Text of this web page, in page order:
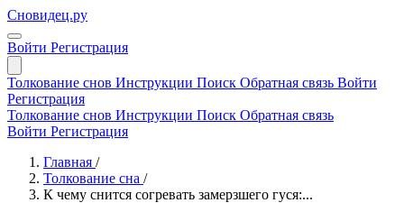
Сновидец.ру
Войти Регистрация
Толкование снов Инструкции Поиск Обратная связь Войти
Регистрация
Толкование снов Инструкции Поиск Обратная связь
Войти Регистрация
Главная /
Толкование сна /
К чему снится согревать замерзшего гуся:...